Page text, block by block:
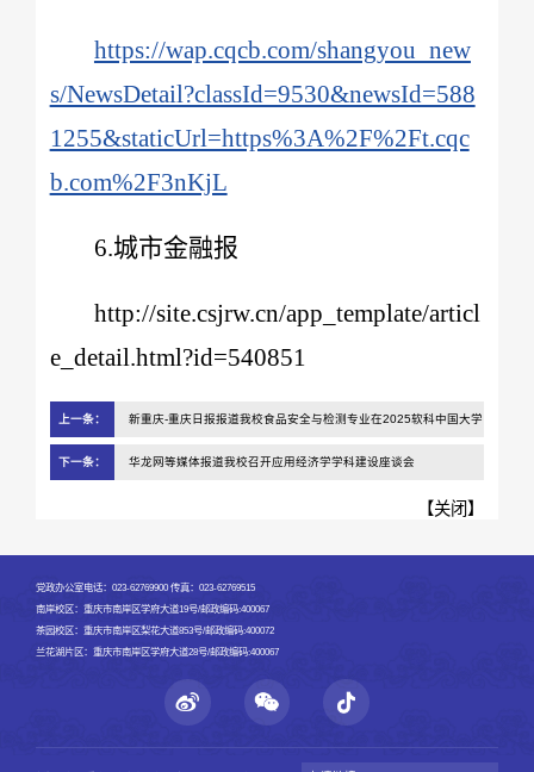
https://wap.cqcb.com/shangyou_new
s/NewsDetail?classId=9530&newsId=588
1255&staticUrl=https%3A%2F%2Ft.cqc
b.com%2F3nKjL
6.城市金融报
http://site.csjrw.cn/app_template/articl
e_detail.html?id=540851
上一条： 新重庆-重庆日报报道我校食品安全与检测专业在2025软科中国大学
专业排名榜排名全国第一
下一条： 华龙网等媒体报道我校召开应用经济学学科建设座谈会
【关闭 】
党政办公室电话：023-62769900 传真：023-62769515
南岸校区：重庆市南岸区学府大道19号/邮政编码:400067
茶园校区：重庆市南岸区梨花大道853号/邮政编码:400072
兰花湖片区：重庆市南岸区学府大道28号/邮政编码:400067